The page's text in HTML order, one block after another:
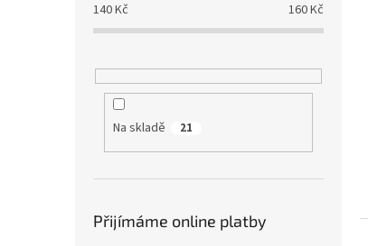
140Kč 160Kč
Na skladě 21
Přijímáme online platby